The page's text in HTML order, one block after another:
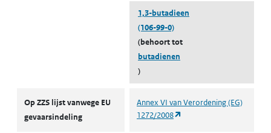
1,3-butadieen
(106-99-0)
(behoort tot
butadienen
)
Op ZZS lijst vanwege EU
gevaarsindeling
Annex VI van Verordening (EG)
1272/2008